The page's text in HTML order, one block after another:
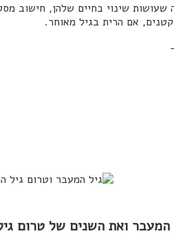
שינוי בחיים שלהן, חישוב
אם הרית בגיל מאוחר.
המעבר ואת השנים של טרום